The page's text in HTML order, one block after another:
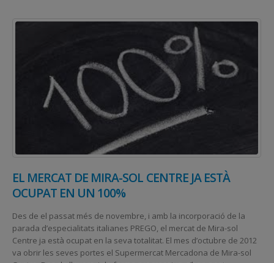
EL MERCAT DE MIRA-SOL CENTRE JA ESTÀ
OCUPAT EN UN 100%
Des de el passat més de novembre, i amb la incorporació de la
parada d’especialitats italianes PREGO, el mercat de Mira-sol
Centre ja està ocupat en la seva totalitat. El mes d’octubre de 2012
va obrir les seves portes el Supermercat Mercadona de Mira-sol